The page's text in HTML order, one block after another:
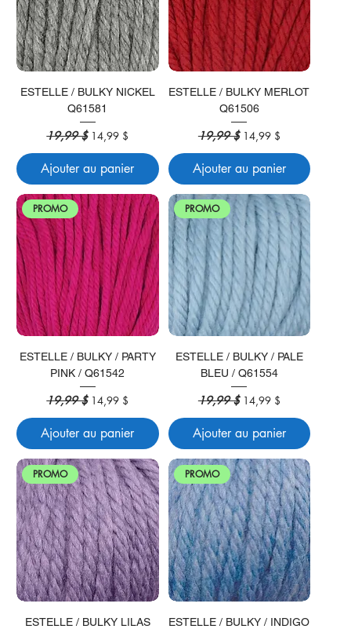
ESTELLE / BULKY NICKEL
Q61581
Prix original
19,99 $ Prix promotionnel
14,99 $
Ajouter au panier
ESTELLE / BULKY MERLOT
Q61506
Prix original
19,99 $ Prix promotionnel
14,99 $
Ajouter au panier
PROMO
ESTELLE / BULKY / PARTY
PINK / Q61542
Prix original
19,99 $ Prix promotionnel
14,99 $
Ajouter au panier
PROMO
ESTELLE / BULKY / PALE
BLEU / Q61554
Prix original
19,99 $ Prix promotionnel
14,99 $
Ajouter au panier
PROMO
ESTELLE / BULKY LILAS
PROMO
ESTELLE / BULKY / INDIGO